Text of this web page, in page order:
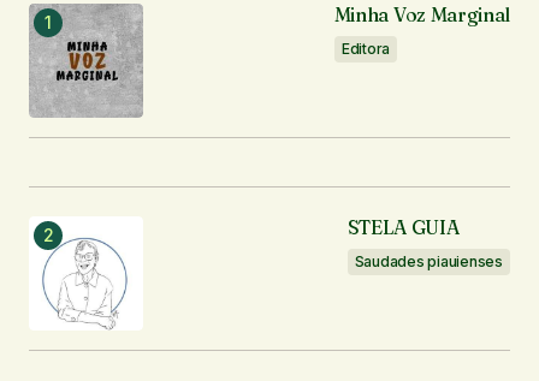
Comentário
Seu nome*
Seu e-mail
Enviar comentário
Minha Voz Marginal
Editora
STELA GUIA
Saudades piauienses